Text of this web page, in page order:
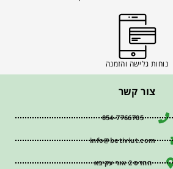
נוחות גלישה והזמנה
צור קשר
054-7766705
info@betiviut.com
ההדס 2 אור עקיבא